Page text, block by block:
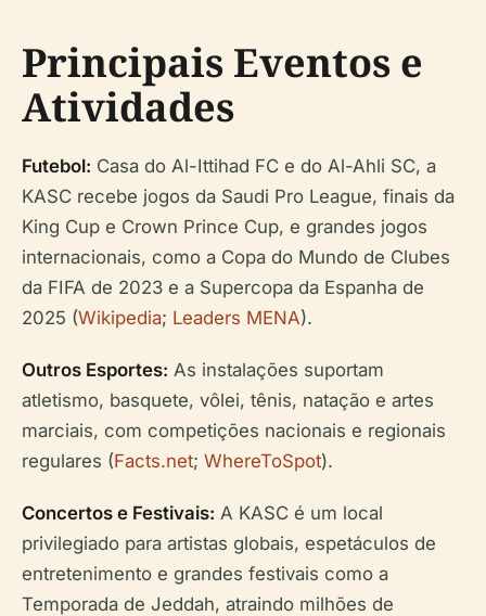
Principais Eventos e
Atividades
Futebol: Casa do Al-Ittihad FC e do Al-Ahli SC, a
KASC recebe jogos da Saudi Pro League, finais da
King Cup e Crown Prince Cup, e grandes jogos
internacionais, como a Copa do Mundo de Clubes
da FIFA de 2023 e a Supercopa da Espanha de
2025 (Wikipedia; Leaders MENA).
Outros Esportes: As instalações suportam
atletismo, basquete, vôlei, tênis, natação e artes
marciais, com competições nacionais e regionais
regulares (Facts.net; WhereToSpot).
Concertos e Festivais: A KASC é um local
privilegiado para artistas globais, espetáculos de
entretenimento e grandes festivais como a
Temporada de Jeddah, atraindo milhões de